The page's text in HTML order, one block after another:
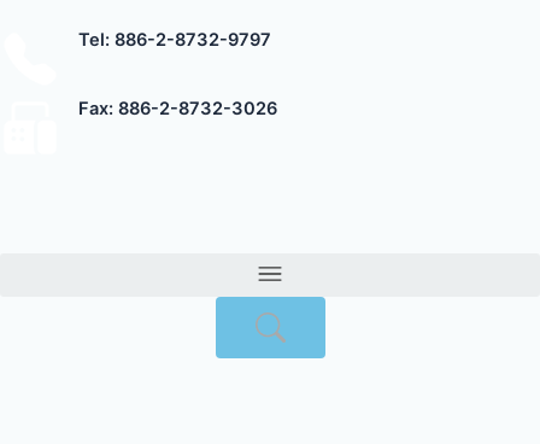
Tel: 886-2-8732-9797
Fax: 886-2-8732-3026